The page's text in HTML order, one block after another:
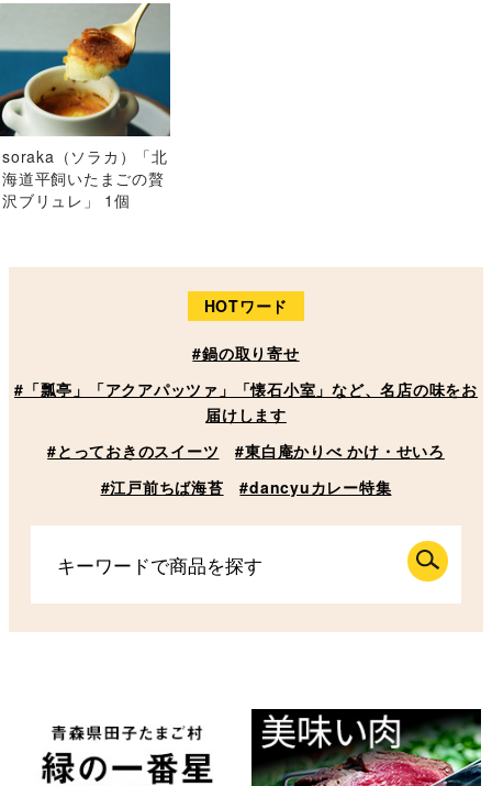
soraka（ソラカ）「北
海道平飼いたまごの贅
沢ブリュレ」 1個
HOTワード
#鍋の取り寄せ
#「瓢亭」「アクアパッツァ」「懐石小室」など、名店の味をお
届けします
#とっておきのスイーツ
#東白庵かりべ かけ・せいろ
#江戸前ちば海苔
#dancyuカレー特集